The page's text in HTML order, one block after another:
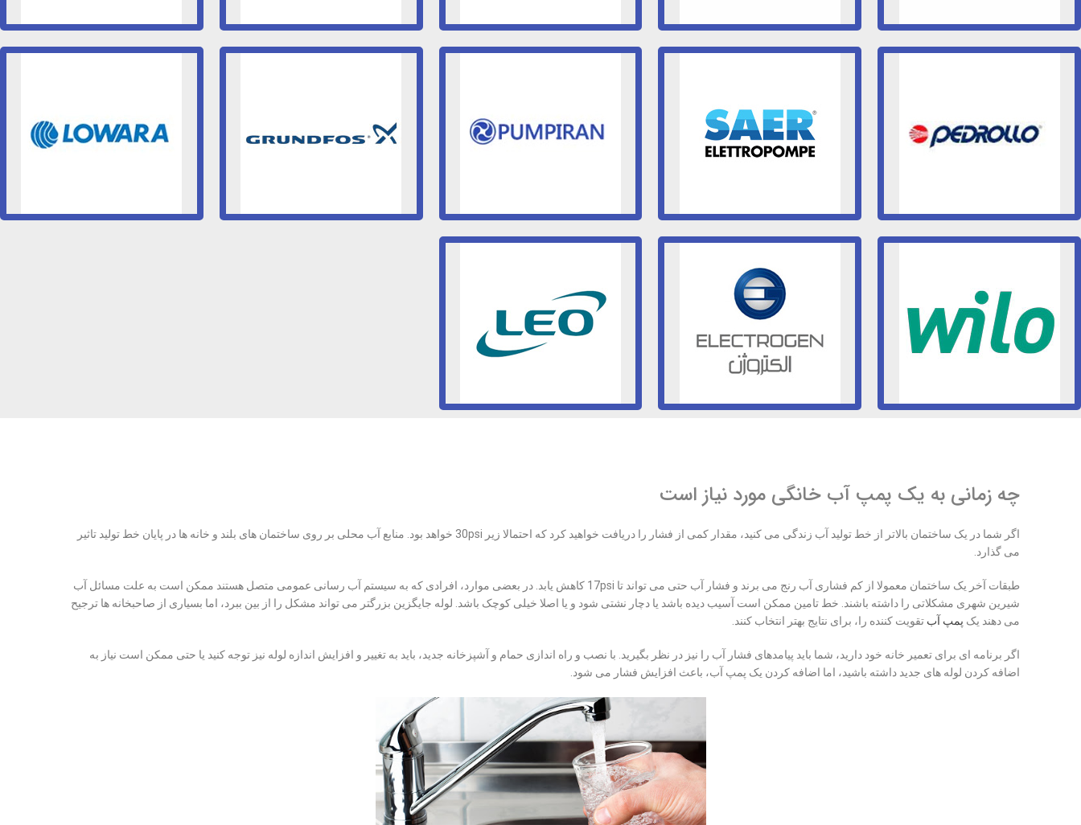
چه زمانی به یک پمپ آب خانگی مورد نیاز است
اگر شما در یک ساختمان بالاتر از خط تولید آب زندگی می کنید، مقدار کمی از فشار را دریافت خواهید کرد که احتمالا زیر 30psi خواهد بود. منابع آب محلی بر روی ساختمان های بلند و خانه ها در پایان خط تولید تاثیر
می گذارد.
طبقات آخر یک ساختمان معمولا از کم فشاری آب رنج می برند و فشار آب حتی می تواند تا 17psi کاهش یابد. در بعضی موارد، افرادی که به سیستم آب رسانی عمومی متصل هستند ممکن است به علت مسائل آب
شیرین شهری مشکلاتی را داشته باشند. خط تامین ممکن است آسیب دیده باشد یا دچار نشتی شود و یا اصلا خیلی کوچک باشد. لوله جایگزین بزرگتر می تواند مشکل را از بین ببرد، اما بسیاری از صاحبخانه ها ترجیح
می دهند یک پمپ آب تقویت کننده را، برای نتایج بهتر انتخاب کنند.
اگر برنامه ای برای تعمیر خانه خود دارید، شما باید پیامدهای فشار آب را نیز در نظر بگیرید. با نصب و راه اندازی حمام و آشپزخانه جدید، باید به تغییر و افزایش اندازه لوله نیز توجه کنید یا حتی ممکن است نیاز به
اضافه کردن لوله های جدید داشته باشید، اما اضافه کردن یک پمپ آب، باعث افزایش فشار می شود.